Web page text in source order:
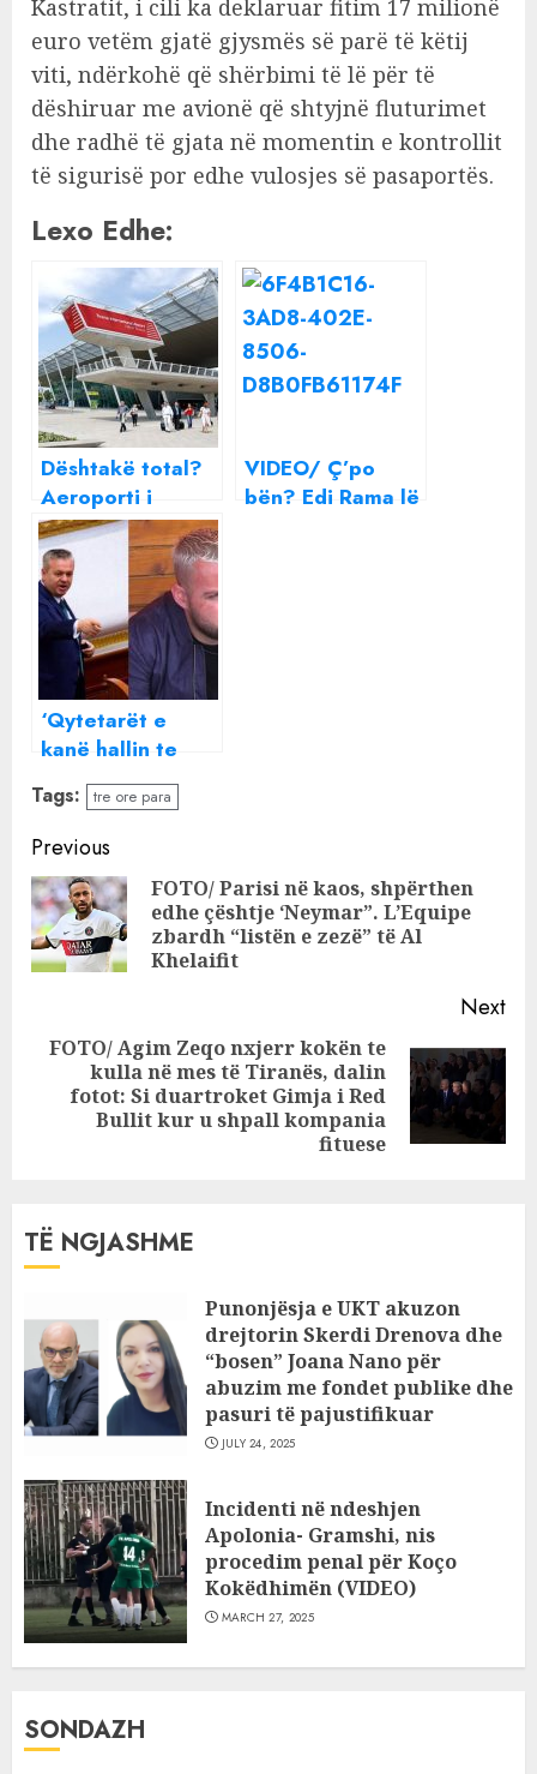
Kastratit, i cili ka deklaruar fitim 17 milionë
euro vetëm gjatë gjysmës së parë të këtij
viti, ndërkohë që shërbimi të lë për të
dëshiruar me avionë që shtyjnë fluturimet
dhe radhë të gjata në momentin e kontrollit
të sigurisë por edhe vulosjes së pasaportës.
Lexo Edhe:
Dështakë total?
Aeroporti i
Rinasit: Hajdeni
tre orë para
fluturimit që t’ju
shërbejmë mirë
VIDEO/ Ç’po
bën? Edi Rama lë
‘Qytetarët e
kanë hallin te
Luizi jo tek
protestat’/
Murrizi: A do
marrrë ai para
apo jo?
Tags: tre ore para
Continue
Reading
Previous
FOTO/ Parisi në kaos, shpërthen
edhe çështje ‘Neymar”. L’Equipe
zbardh “listën e zezë” të Al
Khelaifit
Next
Next
FOTO/ Agim Zeqo nxjerr kokën te
kulla në mes të Tiranës, dalin
fotot: Si duartroket Gimja i Red
Bullit kur u shpall kompania
fituese
TË NGJASHME
Punonjësja e UKT akuzon
drejtorin Skerdi Drenova dhe
“bosen” Joana Nano për
abuzim me fondet publike dhe
pasuri të pajustifikuar
JULY 24, 2025
Incidenti në ndeshjen
Apolonia- Gramshi, nis
procedim penal për Koço
Kokëdhimën (VIDEO)
MARCH 27, 2025
SONDAZH